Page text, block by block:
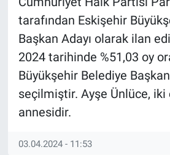
tarafından Eskişehir
Başkan Adayı olarak ilan
2024 tarihinde %51,03 oy
Büyükşehir Belediye
seçilmiştir. Ayşe Ünlüce, iki
annesidir.
03.04.2024 - 11:53